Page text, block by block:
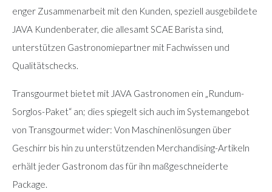
enger Zusammenarbeit mit den Kunden, speziell ausgebildete
JAVA Kundenberater, die allesamt SCAE Barista sind,
unterstützen Gastronomiepartner mit Fachwissen und
Qualitätschecks.
Transgourmet bietet mit JAVA Gastronomen ein „Rundum-
Sorglos-Paket“ an; dies spiegelt sich auch im Systemangebot
von Transgourmet wider: Von Maschinenlösungen über
Geschirr bis hin zu unterstützenden Merchandising-Artikeln
erhält jeder Gastronom das für ihn maßgeschneiderte
Package.